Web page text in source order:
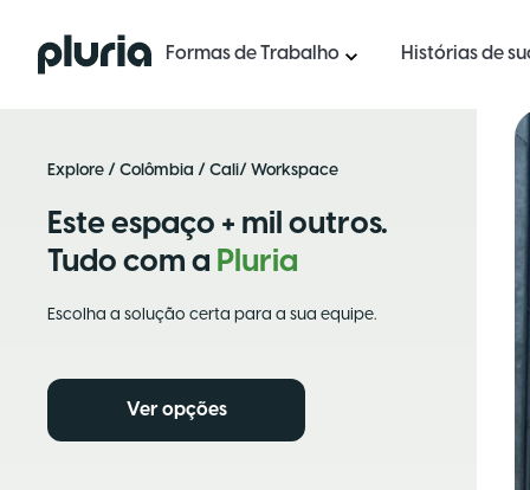
Logo Pluria Formas de Trabalho Histórias de
Explore / Colômbia / Cali/ Workspace
Este espaço + mil outros.
Tudo com a Pluria
Escolha a solução certa para a sua equipe.
Ver opções